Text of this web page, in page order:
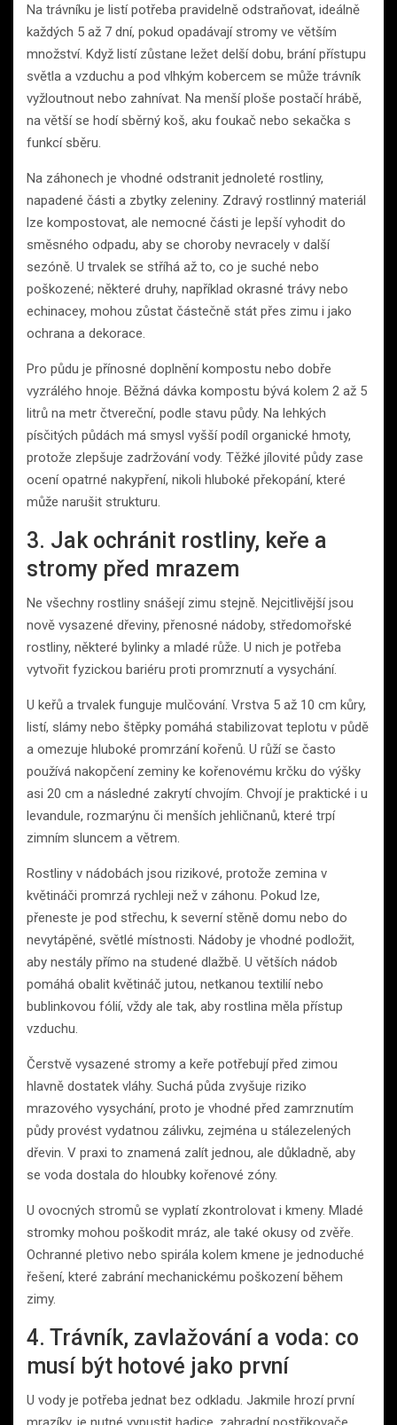
Na trávníku je listí potřeba pravidelně odstraňovat, ideálně
každých 5 až 7 dní, pokud opadávají stromy ve větším
množství. Když listí zůstane ležet delší dobu, brání přístupu
světla a vzduchu a pod vlhkým kobercem se může trávník
vyžloutnout nebo zahnívat. Na menší ploše postačí hrábě,
na větší se hodí sběrný koš, aku foukač nebo sekačka s
funkcí sběru.
Na záhonech je vhodné odstranit jednoleté rostliny,
napadené části a zbytky zeleniny. Zdravý rostlinný materiál
lze kompostovat, ale nemocné části je lepší vyhodit do
směsného odpadu, aby se choroby nevracely v další
sezóně. U trvalek se stříhá až to, co je suché nebo
poškozené; některé druhy, například okrasné trávy nebo
echinacey, mohou zůstat částečně stát přes zimu i jako
ochrana a dekorace.
Pro půdu je přínosné doplnění kompostu nebo dobře
vyzrálého hnoje. Běžná dávka kompostu bývá kolem 2 až 5
litrů na metr čtvereční, podle stavu půdy. Na lehkých
písčitých půdách má smysl vyšší podíl organické hmoty,
protože zlepšuje zadržování vody. Těžké jílovité půdy zase
ocení opatrné nakypření, nikoli hluboké překopání, které
může narušit strukturu.
3. Jak ochránit rostliny, keře a
stromy před mrazem
Ne všechny rostliny snášejí zimu stejně. Nejcitlivější jsou
nově vysazené dřeviny, přenosné nádoby, středomořské
rostliny, některé bylinky a mladé růže. U nich je potřeba
vytvořit fyzickou bariéru proti promrznutí a vysychání.
U keřů a trvalek funguje mulčování. Vrstva 5 až 10 cm kůry,
listí, slámy nebo štěpky pomáhá stabilizovat teplotu v půdě
a omezuje hluboké promrzání kořenů. U růží se často
používá nakopčení zeminy ke kořenovému krčku do výšky
asi 20 cm a následné zakrytí chvojím. Chvojí je praktické i u
levandule, rozmarýnu či menších jehličnanů, které trpí
zimním sluncem a větrem.
Rostliny v nádobách jsou rizikové, protože zemina v
květináči promrzá rychleji než v záhonu. Pokud lze,
přeneste je pod střechu, k severní stěně domu nebo do
nevytápěné, světlé místnosti. Nádoby je vhodné podložit,
aby nestály přímo na studené dlažbě. U větších nádob
pomáhá obalit květináč jutou, netkanou textilií nebo
bublinkovou fólií, vždy ale tak, aby rostlina měla přístup
vzduchu.
Čerstvě vysazené stromy a keře potřebují před zimou
hlavně dostatek vláhy. Suchá půda zvyšuje riziko
mrazového vysychání, proto je vhodné před zamrznutím
půdy provést vydatnou zálivku, zejména u stálezelených
dřevin. V praxi to znamená zalít jednou, ale důkladně, aby
se voda dostala do hloubky kořenové zóny.
U ovocných stromů se vyplatí zkontrolovat i kmeny. Mladé
stromky mohou poškodit mráz, ale také okusy od zvěře.
Ochranné pletivo nebo spirála kolem kmene je jednoduché
řešení, které zabrání mechanickému poškození během
zimy.
4. Trávník, zavlažování a voda: co
musí být hotové jako první
U vody je potřeba jednat bez odkladu. Jakmile hrozí první